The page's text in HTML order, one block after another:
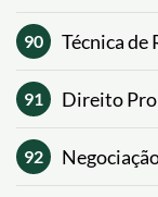
90 Técnica de
91 Direito
92